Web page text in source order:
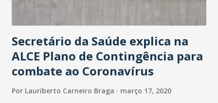
Secretário da Saúde explica na
ALCE Plano de Contingência para
combate ao Coronavírus
Por Lauriberto Carneiro Braga março 17, 2020